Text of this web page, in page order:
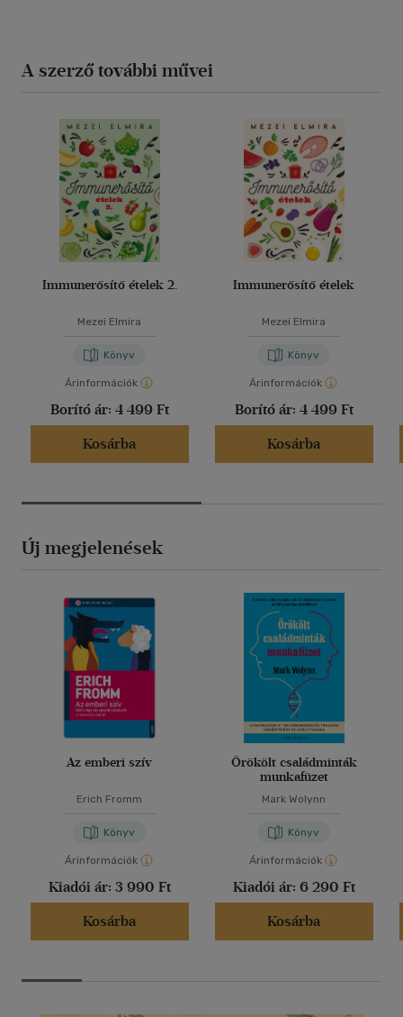
A szerző további művei
Immunerősítő ételek 2.
Mezei Elmira
Könyv
Árinformációk
Borító ár: 4 499 Ft
Kosárba
Immunerősítő ételek
Mezei Elmira
Könyv
Árinformációk
Borító ár: 4 499 Ft
Kosárba
Új megjelenések
Az emberi szív
Erich Fromm
Könyv
Árinformációk
Kiadói ár: 3 990 Ft
Kosárba
Örökölt családminták
munkafüzet
Mark Wolynn
Könyv
Árinformációk
Kiadói ár: 6 290 Ft
Kosárba